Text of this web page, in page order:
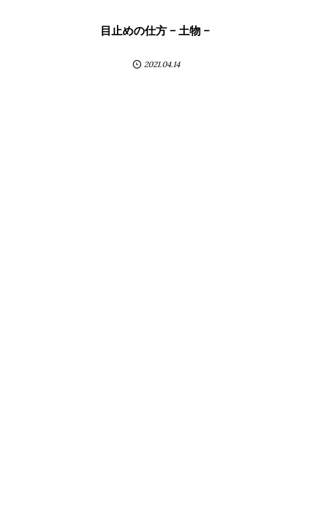
目止めの仕方 – 土物 –
2021.04.14